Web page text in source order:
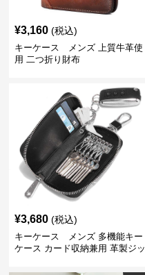
¥3,160 (税込)
キーケース メンズ 上質牛革使
用 二つ折り財布
¥3,680 (税込)
キーケース メンズ 多機能キー
ケース カード収納兼用 革製ジッ